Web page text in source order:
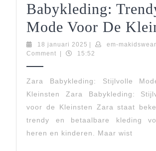
Babykleding:
Mode Voor De
18 januari 2025 18
januari
em-makidswear
Comment
15:52
Zara Babykleding: Stijlvolle
Kleinsten Zara Babykleding:
voor de Kleinsten Zara staat
trendy en betaalbare kleding
heren en kinderen. Maar wist